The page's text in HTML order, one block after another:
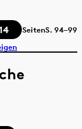
SeitenS. 94–99